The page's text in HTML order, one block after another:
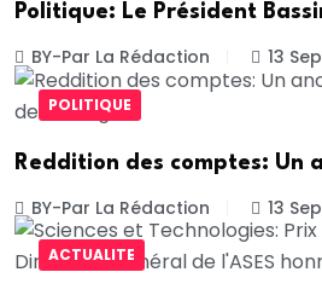
Politique: Le Président
BY-Par La Rédaction 13
POLITIQUE
Reddition des comptes: Un
BY-Par La Rédaction 13
ACTUALITE